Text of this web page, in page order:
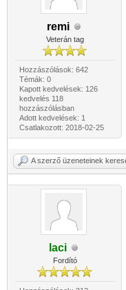
remi
Veterán tag
Hozzászólások: 642
Témák: 0
Kapott kedvelések: 126
kedvelés 118
hozzászólásban
Adott kedvelések: 1
Csatlakozott: 2018-02-25
A szerző üzeneteinek
laci
Fordító